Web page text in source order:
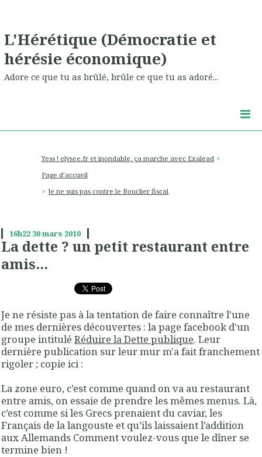
L'Hérétique (Démocratie et
hérésie économique)
Adore ce que tu as brûlé, brûle ce que tu as adoré...
Yess ! elysee.fr et inondable, ça marche avec Exalead
Page d'accueil
Je ne suis pas contre le Bouclier fiscal
16h22 30mars 2010
La dette ? un petit restaurant entre
amis...
Je ne résiste pas à la tentation de faire connaître l'une
de mes dernières découvertes : la page facebook d'un
groupe intitulé Réduire la Dette publique. Leur
dernière publication sur leur mur m'a fait franchement
rigoler ; copie ici :
La zone euro, c’est comme quand on va au restaurant
entre amis, on essaie de prendre les mêmes menus. Là,
c’est comme si les Grecs prenaient du caviar, les
Français de la langouste et qu’ils laissaient l’addition
aux Allemands Comment voulez-vous que le dîner se
termine bien !